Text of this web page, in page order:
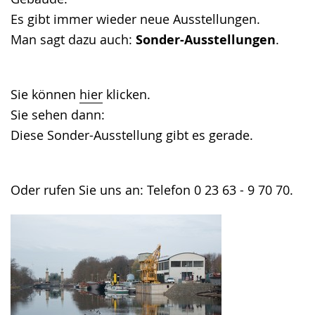
Es gibt immer wieder neue Ausstellungen.
Man sagt dazu auch: Sonder-Ausstellungen.
Sie können hier klicken.
Sie sehen dann:
Diese Sonder-Ausstellung gibt es gerade.
Oder rufen Sie uns an: Telefon 0 23 63 - 9 70 70.